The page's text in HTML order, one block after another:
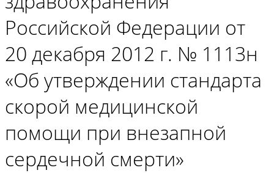
Российской Федерации от
20 декабря 2012 г. № 1113н
«Об утверждении стандарта
скорой медицинской
помощи при внезапной
сердечной смерти»